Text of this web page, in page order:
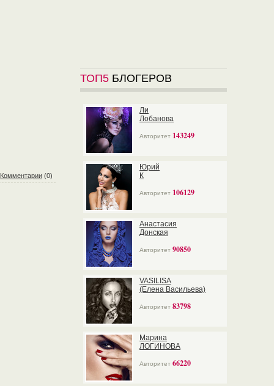
Комментарии (0)
ТОП5 БЛОГЕРОВ
Ли
Лобанова
Авторитет 143249
Юрий
К
Авторитет 106129
Анастасия
Донская
Авторитет 90850
VASILISA
(Елена Васильева)
Авторитет 83798
Марина
ЛОГИНОВА
Авторитет 66220